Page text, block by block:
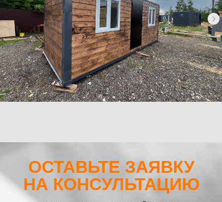
Каталог
Навигация
Посты охраны КПП